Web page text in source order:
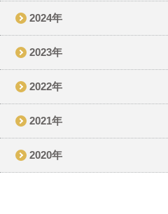
2024年
2023年
2022年
2021年
2020年